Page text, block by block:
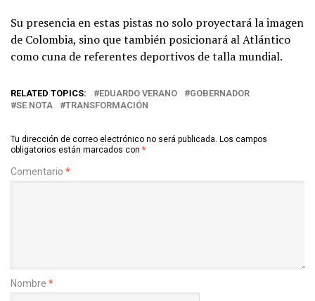
Su presencia en estas pistas no solo proyectará la imagen
de Colombia, sino que también posicionará al Atlántico
como cuna de referentes deportivos de talla mundial.
RELATED TOPICS: EDUARDO VERANO
GOBERNADOR
SE NOTA
TRANSFORMACIÓN
Tu dirección de correo electrónico no será publicada. Los campos
obligatorios están marcados con *
Comentario *
Nombre *